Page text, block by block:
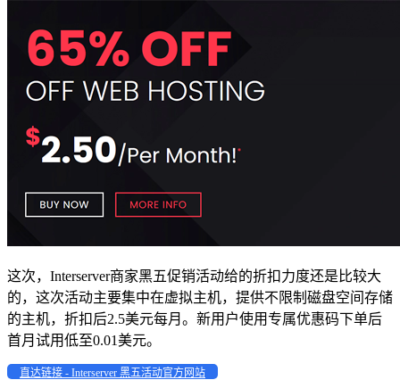
这次，Interserver商家黑五促销活动给的折扣力度还是比较大
的，这次活动主要集中在虚拟主机，提供不限制磁盘空间存储
的主机，折扣后2.5美元每月。新用户使用专属优惠码下单后
首月试用低至0.01美元。
直达链接 - Interserver 黑五活动官方网站